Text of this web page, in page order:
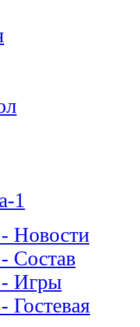
1
Новости
Состав
Игры
Гостевая